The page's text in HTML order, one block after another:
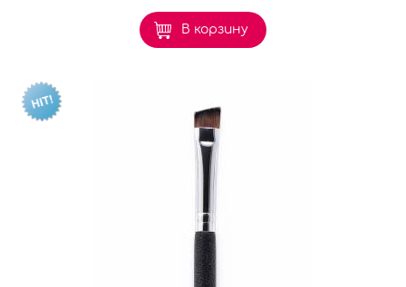
В корзину